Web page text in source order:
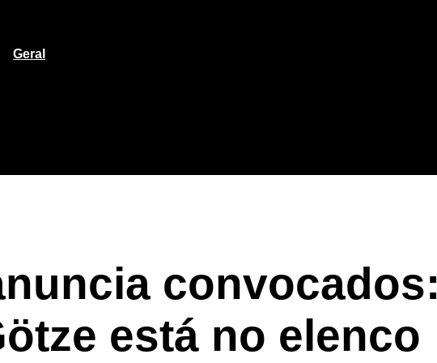
Geral
convocados:
está no elenco